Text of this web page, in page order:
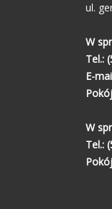
ul.
W
Tel.:
E-
W
Tel.: